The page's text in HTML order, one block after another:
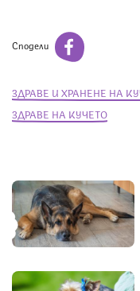
Сподели
ЗДРАВЕ И ХРАНЕНЕ НА
ЗДРАВЕ НА КУЧЕТО